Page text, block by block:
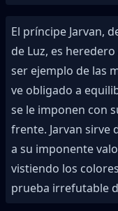
El príncipe Jarvan,
de Luz, es
ser ejemplo de las
ve obligado a
se le imponen con
frente. Jarvan sirve
a su imponente
vistiendo los
prueba irrefutable